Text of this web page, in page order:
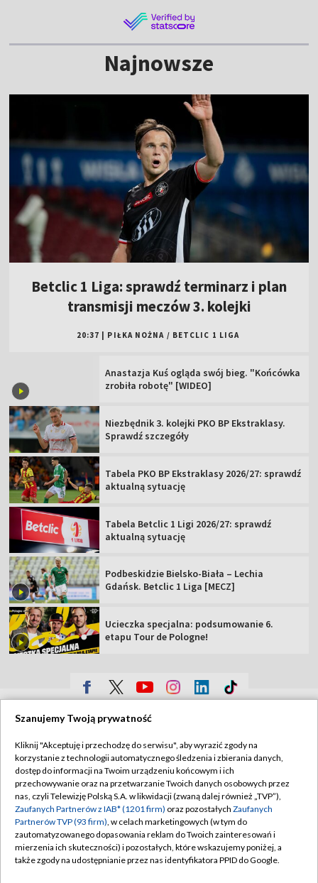
Najnowsze
Betclic 1 Liga: sprawdź terminarz i plan
transmisji meczów 3. kolejki
20:37 PIŁKA NOŻNA / BETCLIC 1 LIGA
Anastazja Kuś ogląda swój bieg. "Końcówka
zrobiła robotę" [WIDEO]
Niezbędnik 3. kolejki PKO BP Ekstraklasy.
Sprawdź szczegóły
Tabela PKO BP Ekstraklasy 2026/27: sprawdź
aktualną sytuację
Tabela Betclic 1 Ligi 2026/27: sprawdź
aktualną sytuację
Podbeskidzie Bielsko-Biała – Lechia
Gdańsk. Betclic 1 Liga [MECZ]
Ucieczka specjalna: podsumowanie 6.
etapu Tour de Pologne!
Sklep TVP
Biuro Reklamy
Oferta Handlowa
Telegazeta ogłoszenia
Emisja w TVP
Polityka prywatności
Moje zgody
Biuro reklamy
Kontakt
Szanujemy Twoją prywatność
Kliknij "Akceptuję i przechodzę do serwisu", aby wyrazić zgody na
korzystanie z technologii automatycznego śledzenia i zbierania danych,
dostęp do informacji na Twoim urządzeniu końcowym i ich
przechowywanie oraz na przetwarzanie Twoich danych osobowych przez
nas, czyli Telewizję Polską S.A. w likwidacji (zwaną dalej również „TVP”),
Zaufanych Partnerów z IAB* (1201 firm) oraz pozostałych Zaufanych
Partnerów TVP (93 firm), w celach marketingowych (w tym do
zautomatyzowanego dopasowania reklam do Twoich zainteresowań i
mierzenia ich skuteczności) i pozostałych, które wskazujemy poniżej, a
także zgody na udostępnianie przez nas identyfikatora PPID do Google.